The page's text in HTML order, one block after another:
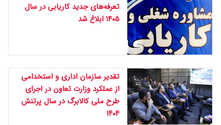
تعرفه‌های جدید کاریابی در سال
۱۴۰۵ ابلاغ شد
تقدیر سازمان اداری و استخدامی
از عملکرد وزارت تعاون در اجرای
طرح ملی کالابرگ در سال پرتنش
۱۴۰۴